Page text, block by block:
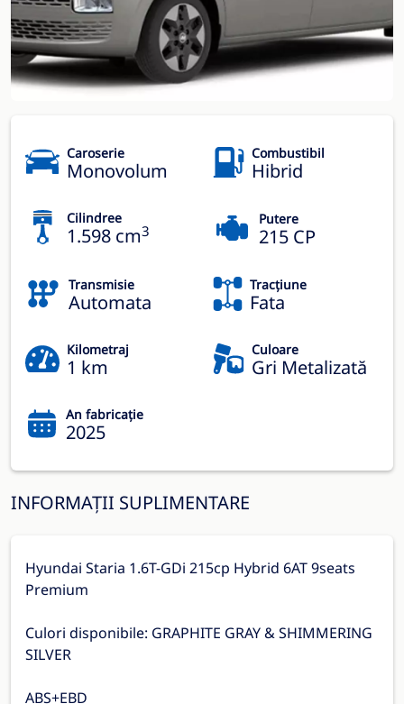
Caroserie
Monovolum
Combustibil
Hibrid
Cilindree
1.598 cm3
Putere
215 CP
Transmisie
Automata
Tracțiune
Fata
Kilometraj
1 km
Culoare
Gri Metalizată
An fabricație
2025
INFORMAȚII SUPLIMENTARE
Hyundai Staria 1.6T-GDi 215cp Hybrid 6AT 9seats
Premium
Culori disponibile: GRAPHITE GRAY & SHIMMERING
SILVER
ABS+EBD